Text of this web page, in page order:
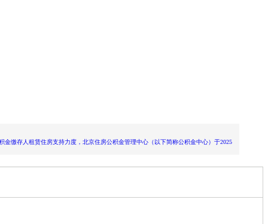
人租赁住房支持力度，北京住房公积金管理中心（以下简称公积金中心）于2025